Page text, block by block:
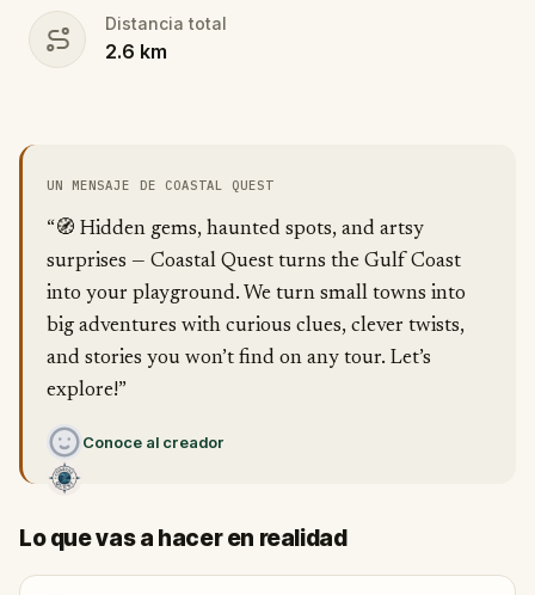
Distancia total
2.6 km
UN MENSAJE DE COASTAL QUEST
“🧭 Hidden gems, haunted spots, and artsy
surprises — Coastal Quest turns the Gulf Coast
into your playground. We turn small towns into
big adventures with curious clues, clever twists,
and stories you won’t find on any tour. Let’s
explore!”
Conoce al creador
Lo que vas a hacer en realidad